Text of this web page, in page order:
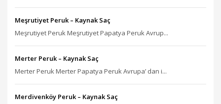
Meşrutiyet Peruk – Kaynak Saç
Meşrutiyet Peruk Meşrutiyet Papatya Peruk Avrup...
Merter Peruk – Kaynak Saç
Merter Peruk Merter Papatya Peruk Avrupa’ dan i...
Merdivenköy Peruk – Kaynak Saç